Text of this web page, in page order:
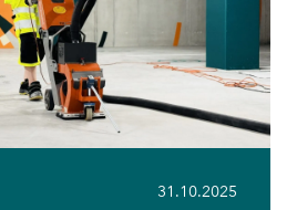
31.10.2025